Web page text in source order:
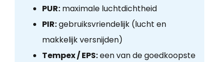
PUR:maximale luchtdichtheid
PIR:gebruiksvriendelijk (lucht en
makkelijk versnijden)
Tempex / EPS:een van de goedkoopste